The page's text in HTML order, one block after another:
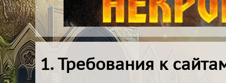
1. Требования к